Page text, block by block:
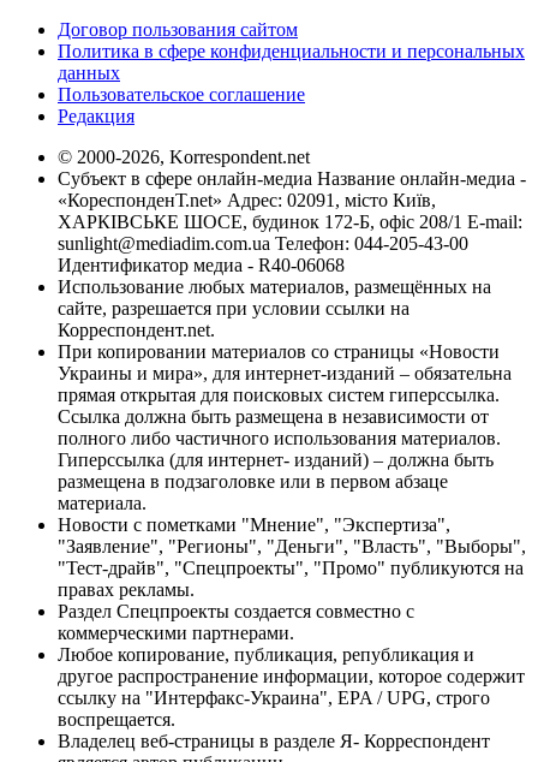
Договор пользования сайтом
Политика в сфере конфиденциальности и персональных
данных
Пользовательское соглашение
Редакция
© 2000-2026, Korrespondent.net
Субъект в сфере онлайн-медиа Название онлайн-медиа -
«КореспонденТ.net» Адрес: 02091, місто Київ,
ХАРКІВСЬКЕ ШОСЕ, будинок 172-Б, офіс 208/1 E-mail:
sunlight@mediadim.com.ua Телефон: 044-205-43-00
Идентификатор медиа - R40-06068
Использование любых материалов, размещённых на
сайте, разрешается при условии ссылки на
Корреспондент.net.
При копировании материалов со страницы «Новости
Украины и мира», для интернет-изданий – обязательна
прямая открытая для поисковых систем гиперссылка.
Ссылка должна быть размещена в независимости от
полного либо частичного использования материалов.
Гиперссылка (для интернет- изданий) – должна быть
размещена в подзаголовке или в первом абзаце
материала.
Новости с пометками "Мнение", "Экспертиза",
"Заявление", "Регионы", "Деньги", "Власть", "Выборы",
"Тест-драйв", "Спецпроекты", "Промо" публикуются на
правах рекламы.
Раздел Спецпроекты создается совместно с
коммерческими партнерами.
Любое копирование, публикация, републикация и
другое распространение информации, которое содержит
ссылку на "Интерфакс-Украина", EPA / UPG, строго
воспрещается.
Владелец веб-страницы в разделе Я- Корреспондент